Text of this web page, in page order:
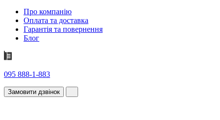
Про компанію
Оплата та доставка
Гарантія та повернення
Блог
095 888-1-883
Замовити дзвінок